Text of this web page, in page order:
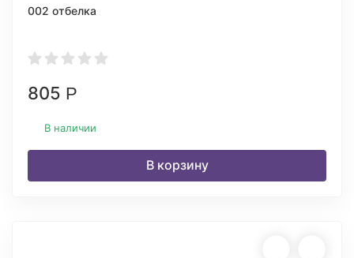
002 отбелка
805 Р
В наличии
В корзину